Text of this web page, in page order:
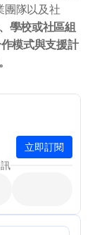
團隊以及社
學校或社區組
模式與支援計
立即訂閱